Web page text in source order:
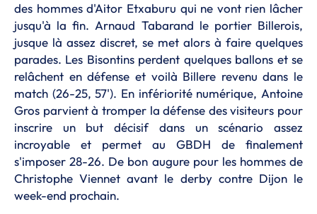
des hommes d'Aitor Etxaburu qui ne vont rien lâcher
jusqu'à la fin. Arnaud Tabarand le portier Billerois,
jusque là assez discret, se met alors à faire quelques
parades. Les Bisontins perdent quelques ballons et se
relâchent en défense et voilà Billere revenu dans le
match (26-25, 57'). En infériorité numérique, Antoine
Gros parvient à tromper la défense des visiteurs pour
inscrire un but décisif dans un scénario assez
incroyable et permet au GBDH de finalement
s'imposer 28-26. De bon augure pour les hommes de
Christophe Viennet avant le derby contre Dijon le
week-end prochain.